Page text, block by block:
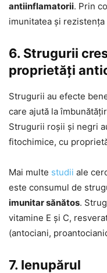
antiinflamatorii. Prin
imunitatea și
6. Strugurii
proprietăți
Strugurii au efecte
care ajută la
Strugurii roșii și negri
fitochimice, cu
Mai multe studii ale
este consumul de
imunitar sănătos.
vitamine E și C,
(antociani,
7. Ienupărul